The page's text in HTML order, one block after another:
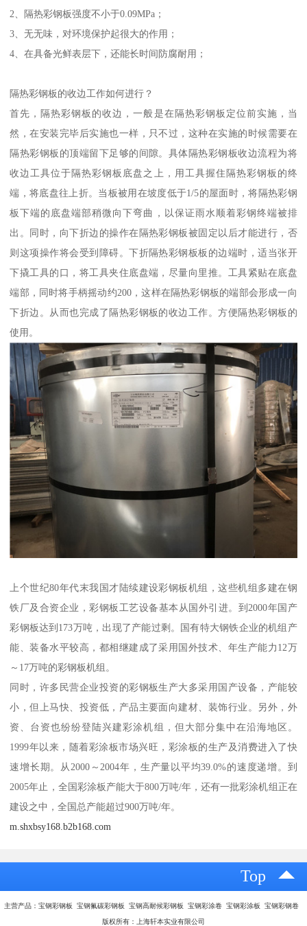
2、隔热彩钢板强度不小于0.09MPa；
3、无无味，对环境保护起很大的作用；
4、在具备光鲜表层下，还能长时间防腐耐用；
隔热彩钢板的收边工作如何进行？
首先，隔热彩钢板的收边，一般是在隔热彩钢板定位前实施，当
然，在安装完毕后实施也一样，只不过，这种在实施的时候需要在
隔热彩钢板的顶端留下足够的间隙。具体隔热彩钢板收边流程为将
收边工具位于隔热彩钢板底盘之上，用工具握住隔热彩钢板的终
端，将底盘往上折。当板被用在坡度低于1/5的屋面时，将隔热彩钢
板下端的底盘端部稍微向下弯曲，以保证雨水顺着彩钢终端被排
出。同时，向下折边的操作在隔热彩钢板被固定以后才能进行，否
则这项操作将会受到障碍。下折隔热彩钢板板的边端时，适当张开
下撬工具的口，将工具夹住底盘端，尽量向里推。工具紧贴在底盘
端部，同时将手柄摇动约200，这样在隔热彩钢板的端部会形成一向
下折边。从而也完成了隔热彩钢板的收边工作。方便隔热彩钢板的
使用。
上个世纪80年代末我国才陆续建设彩钢板机组，这些机组多建在钢
铁厂及合资企业，彩钢板工艺设备基本从国外引进。到2000年国产
彩钢板达到173万吨，出现了产能过剩。国有特大钢铁企业的机组产
能、装备水平较高，都相继建成了采用国外技术、年生产能力12万
～17万吨的彩钢板机组。
同时，许多民营企业投资的彩钢板生产大多采用国产设备，产能较
小，但上马快、投资低，产品主要面向建材、装饰行业。另外，外
资、台资也纷纷登陆兴建彩涂机组，但大部分集中在沿海地区。
1999年以来，随着彩涂板市场兴旺，彩涂板的生产及消费进入了快
速增长期。从2000～2004年，生产量以平均39.0%的速度递增。到
2005年止，全国彩涂板产能大于800万吨/年，还有一批彩涂机组正在
建设之中，全国总产能超过900万吨/年。
m.shxbsy168.b2b168.com
Top
主营产品：宝钢彩钢板 宝钢氟碳彩钢板 宝钢高耐候彩钢板 宝钢彩涂卷 宝钢彩涂板 宝钢彩钢卷
版权所有：上海轩本实业有限公司